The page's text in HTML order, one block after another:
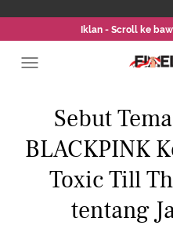
Iklan - Scroll ke
Sebut
BLACKPINK
Toxic Till
tentang